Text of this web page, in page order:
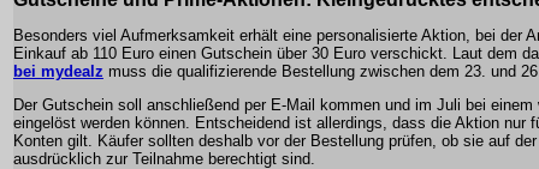
Besonders viel Aufmerksamkeit erhält eine personalisierte Aktion, bei der
Einkauf ab 110 Euro einen Gutschein über 30 Euro verschickt. Laut dem
bei mydealz muss die qualifizierende Bestellung zwischen dem 23. und
Der Gutschein soll anschließend per E-Mail kommen und im Juli bei einem
eingelöst werden können. Entscheidend ist allerdings, dass die Aktion nur
Konten gilt. Käufer sollten deshalb vor der Bestellung prüfen, ob sie auf
ausdrücklich zur Teilnahme berechtigt sind.